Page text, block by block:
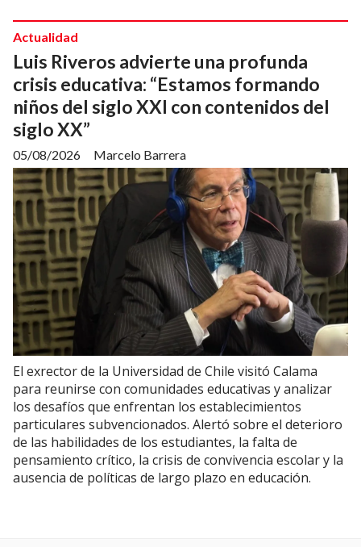
Luis Riveros advierte una profunda
crisis educativa: “Estamos formando
niños del siglo XXI con contenidos del
siglo XX”
Marcelo Barrera
Actualidad
05/08/2026
El exrector de la Universidad de Chile visitó Calama
para reunirse con comunidades educativas y analizar
los desafíos que enfrentan los establecimientos
particulares subvencionados. Alertó sobre el deterioro
de las habilidades de los estudiantes, la falta de
pensamiento crítico, la crisis de convivencia escolar y la
ausencia de políticas de largo plazo en educación.